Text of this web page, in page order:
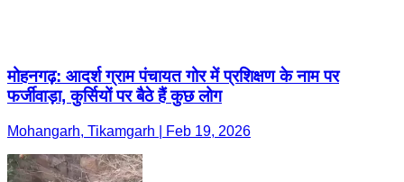
मोहनगढ़: आदर्श ग्राम पंचायत गोर में प्रशिक्षण के नाम पर
फर्जीवाड़ा, कुर्सियों पर बैठे हैं कुछ लोग
Mohangarh, Tikamgarh | Feb 19, 2026